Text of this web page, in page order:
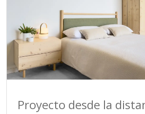
Proyecto desde la